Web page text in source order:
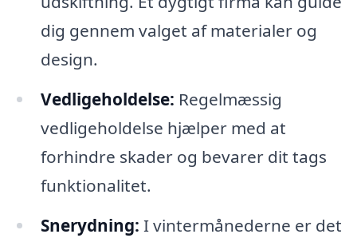
dig gennem valget af materialer og
design.
Vedligeholdelse: Regelmæssig
vedligeholdelse hjælper med at
forhindre skader og bevarer dit tags
funktionalitet.
Snerydning: I vintermånederne er det